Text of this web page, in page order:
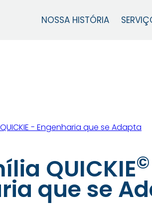
NOSSA HISTÓRIA
QUICKIE©
que se